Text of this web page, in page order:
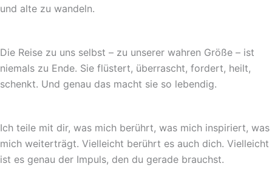
und alte zu wandeln.
Die Reise zu uns selbst – zu unserer wahren Größe – ist
niemals zu Ende. Sie flüstert, überrascht, fordert, heilt,
schenkt. Und genau das macht sie so lebendig.
Ich teile mit dir, was mich berührt, was mich inspiriert, was
mich weiterträgt. Vielleicht berührt es auch dich. Vielleicht
ist es genau der Impuls, den du gerade brauchst.